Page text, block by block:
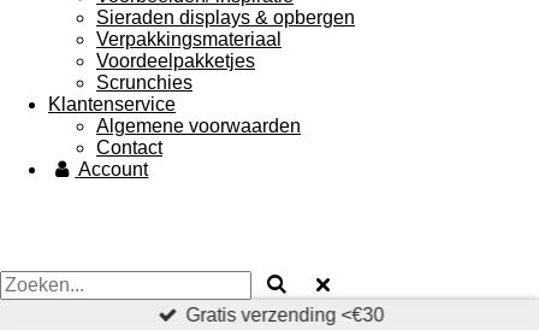
Sieraden displays & opbergen
Verpakkingsmateriaal
Voordeelpakketjes
Scrunchies
Klantenservice
Algemene voorwaarden
Contact
Account
Gratis verzending <€30